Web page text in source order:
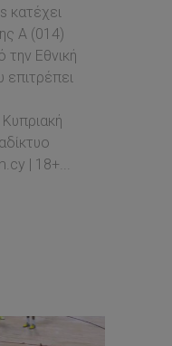
κατέχει
Α (014)
Εθνική
| 18+...